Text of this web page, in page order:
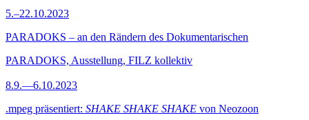
5.–22.10.2023
PARADOKS – an den Rändern des Dokumentarischen
PARADOKS, Ausstellung, FILZ kollektiv
8.9.—6.10.2023
.mpeg präsentiert: SHAKE SHAKE SHAKE von Neozoon